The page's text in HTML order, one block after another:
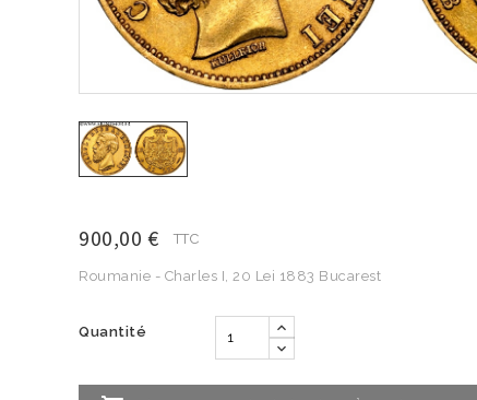
900,00 € TTC
Roumanie - Charles I, 20 Lei 1883 Bucarest
Quantité